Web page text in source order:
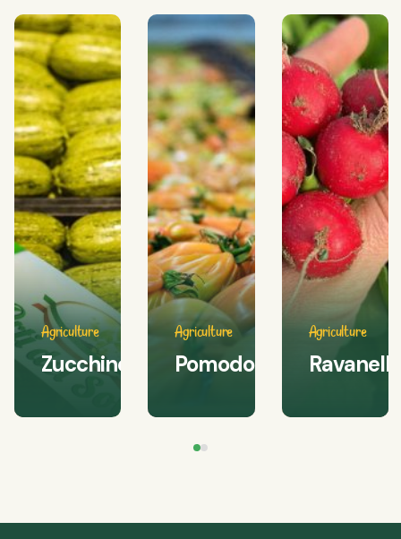
Agriculture
Zucchine
Agriculture
Pomodori
Agriculture
Ravanelli